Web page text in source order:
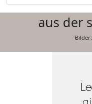
aus der
Bilder: